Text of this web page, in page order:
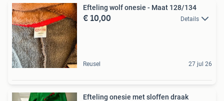
Efteling wolf onesie - Maat 128/134
€ 10,00 Details
Reusel 27 jul 26
Efteling onesie met sloffen draak